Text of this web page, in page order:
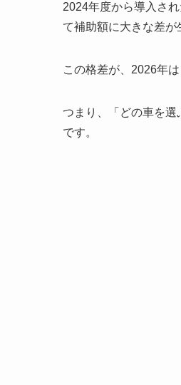
2024年度から導入さ
て補助額に大きな差が
この格差が、2026年
つまり、「どの車を
です。